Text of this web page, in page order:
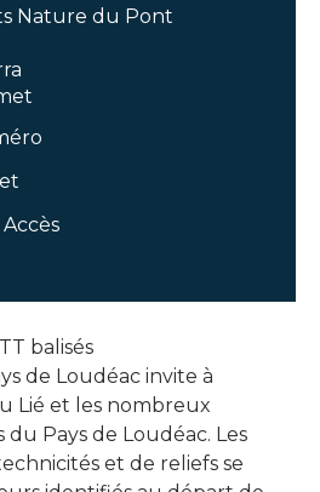
balisés
de Loudéac invite à
Lié et les nombreux
du Pays de Loudéac. Les
et de reliefs se
Nature du Pont